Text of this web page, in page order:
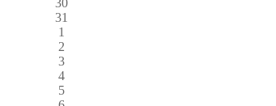
31
1
2
3
4
5